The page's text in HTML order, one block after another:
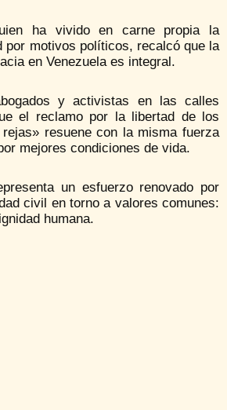
ha vivido en carne propia la
por motivos políticos, recalcó que la
en Venezuela es integral.
y activistas en las calles
el reclamo por la libertad de los
resuene con la misma fuerza
mejores condiciones de vida.
un esfuerzo renovado por
civil en torno a valores comunes:
humana.